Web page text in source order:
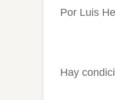
Por Luis
Hay